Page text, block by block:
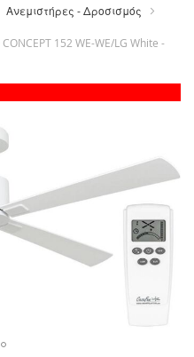
Ανεμιστήρες - Δροσισμός
152 WE-WE/LG White -